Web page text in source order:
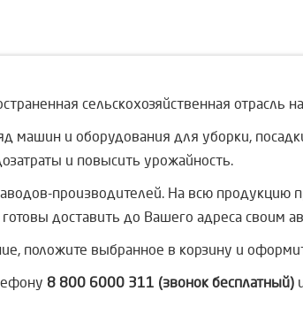
сельскохозяйственная отрасль
машин и оборудования для уборки,
и повысить урожайность.
производителей. На всю
доставить до Вашего адреса своим
положите выбранное в корзину и
8 800 6000 311 (звонок бесплатный)